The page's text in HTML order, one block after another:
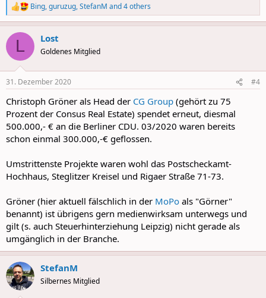
R
e
a
c
i
s
Bing,guruzug,StefanM and 4 others
L Lost
Goldenes Mitglied
31. Dezember 2020 #4
Christoph Gröner als Head der CG Group (gehört zu 75
Prozent der Consus Real Estate) spendet erneut, diesmal
500.000,- € an die Berliner CDU. 03/2020 waren bereits
schon einmal 300.000,-€ geflossen.
Umstrittenste Projekte waren wohl das Postscheckamt-
Hochhaus, Steglitzer Kreisel und Rigaer Straße 71-73.
Gröner (hier aktuell fälschlich in der MoPo als "Görner"
benannt) ist übrigens gern medienwirksam unterwegs und
gilt (s. auch Steuerhinterziehung Leipzig) nicht gerade als
umgänglich in der Branche.
StefanM
Silbernes Mitglied